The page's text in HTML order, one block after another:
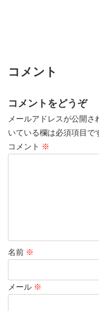
コメント
コメントをどうぞ
メールアドレスが公開さ
いている欄は必須項目で
コメント ※
名前 ※
メール ※